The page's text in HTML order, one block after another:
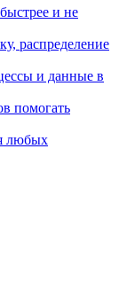
и не
распределение
и данные в
помогать
любых